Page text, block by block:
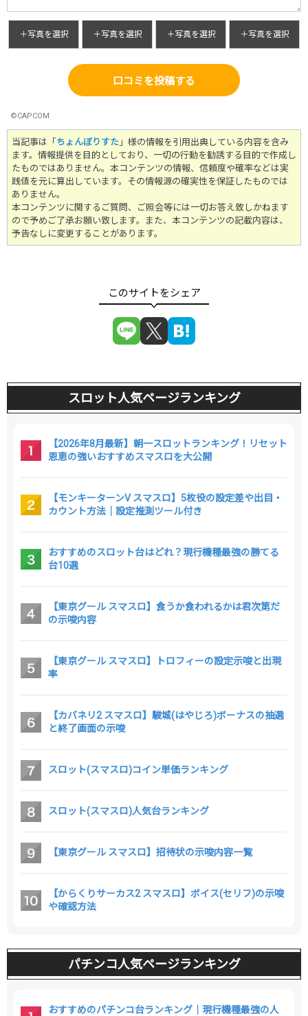
＋写真を選択 ＋写真を選択 ＋写真を選択 ＋写真を選択
口コミを投稿する
©CAPCOM
当記事は「 ちょんぼりすた 」様の情報を引用出典している内容を含み
ます。情報提供を目的としており、一切の行動を勧誘する目的で作成し
たものではありません。 本コンテンツの情報、信頼度や確率などは実
践値を元に算出しています。その情報源の確実性を保証したものでは
ありません。
本コンテンツに関するご質問、ご照会等には一切お答え致しかねます
ので予めご了承お願い致します。また、本コンテンツの記載内容は、
予告なしに変更することがあります。
スロット人気ページランキング
【2026年8月最新】朝一スロットランキング！リセット
恩恵の強いおすすめスマスロを大公開
【モンキーターンV スマスロ】5枚役の設定差や出目・
カウント方法｜設定推測ツール付き
おすすめのスロット台はどれ？現行機種最強の勝てる
台10選
【東京グール スマスロ】食うか食われるかは君次第だ
の示唆内容
【東京グール スマスロ】トロフィーの設定示唆と出現
率
【カバネリ2 スマスロ】駿城(はやじろ)ボーナスの抽選
と終了画面の示唆
スロット(スマスロ)コイン単価ランキング
スロット(スマスロ)人気台ランキング
【東京グール スマスロ】招待状の示唆内容一覧
【からくりサーカス2 スマスロ】ボイス(セリフ)の示唆
や確認方法
パチンコ人気ページランキング
おすすめのパチンコ台ランキング｜現行機種最強の人